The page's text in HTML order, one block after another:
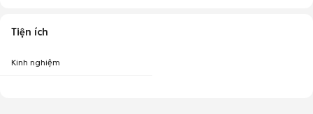
Tiện ích
Kinh nghiệm